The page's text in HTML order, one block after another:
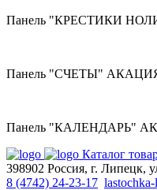
Панель "КРЕСТИКИ
Панель "СЧЕТЫ"
Панель "КАЛЕНДАРЬ"
Каталог
398902 Россия, г. Липецк,
8 (4742) 24-23-17